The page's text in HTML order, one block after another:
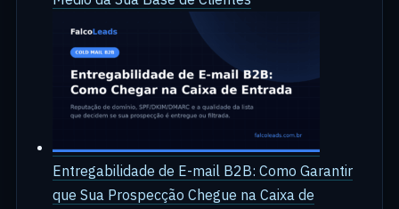
Entregabilidade de E-mail B2B: Como Garantir
que Sua Prospecção Chegue na Caixa de